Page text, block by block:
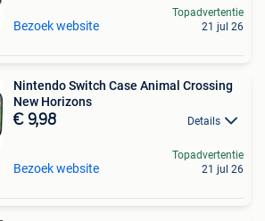
Bezoek website
Topadvertentie
21 jul 26
Nintendo Switch Case Animal Crossing
New Horizons
€ 9,98 Details
Bezoek website
Topadvertentie
21 jul 26